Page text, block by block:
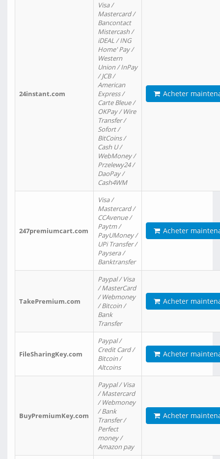
24instant.com
Visa /
Mastercard /
Bancontact
Mistercash /
iDEAL / ING
Home' Pay /
Western
Union / InPay
/ JCB /
American
Express /
Carte Bleue /
OKPay / Wire
Transfer /
Sofort /
BitCoins /
Cash U /
WebMoney /
Przelewy24 /
DaoPay /
Cash4WM
Acheter
247premiumcart.com
Visa /
Mastercard /
CCAvenue /
Paytm /
PayUMoney /
UPi Transfer /
Paysera /
Banktransfer
Acheter
TakePremium.com
Paypal / Visa
/ MasterCard
/ Webmoney
/ Bitcoin /
Bank
Transfer
Acheter
FileSharingKey.com
Paypal /
Credit Card /
Bitcoin /
Altcoins
Acheter
BuyPremiumKey.com
Paypal / Visa
/ Mastercard
/ Webmoney
/ Bank
Transfer /
Perfect
money /
Amazon pay
Acheter